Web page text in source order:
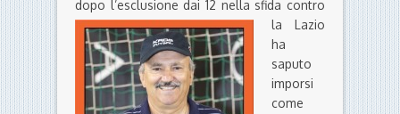
dopo l’esclusione dai 12 nella sfida contro
la Lazio
ha
saputo
imporsi
come